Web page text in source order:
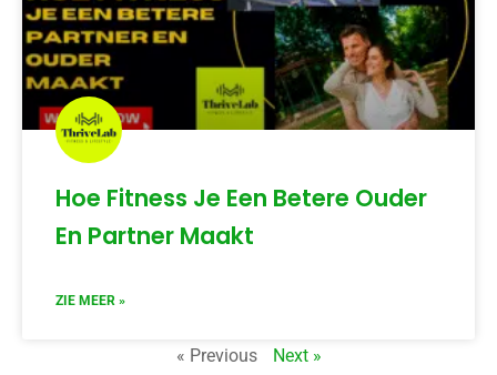
Hoe Fitness Je Een Betere Ouder
En Partner Maakt
ZIE MEER »
« Previous Next »